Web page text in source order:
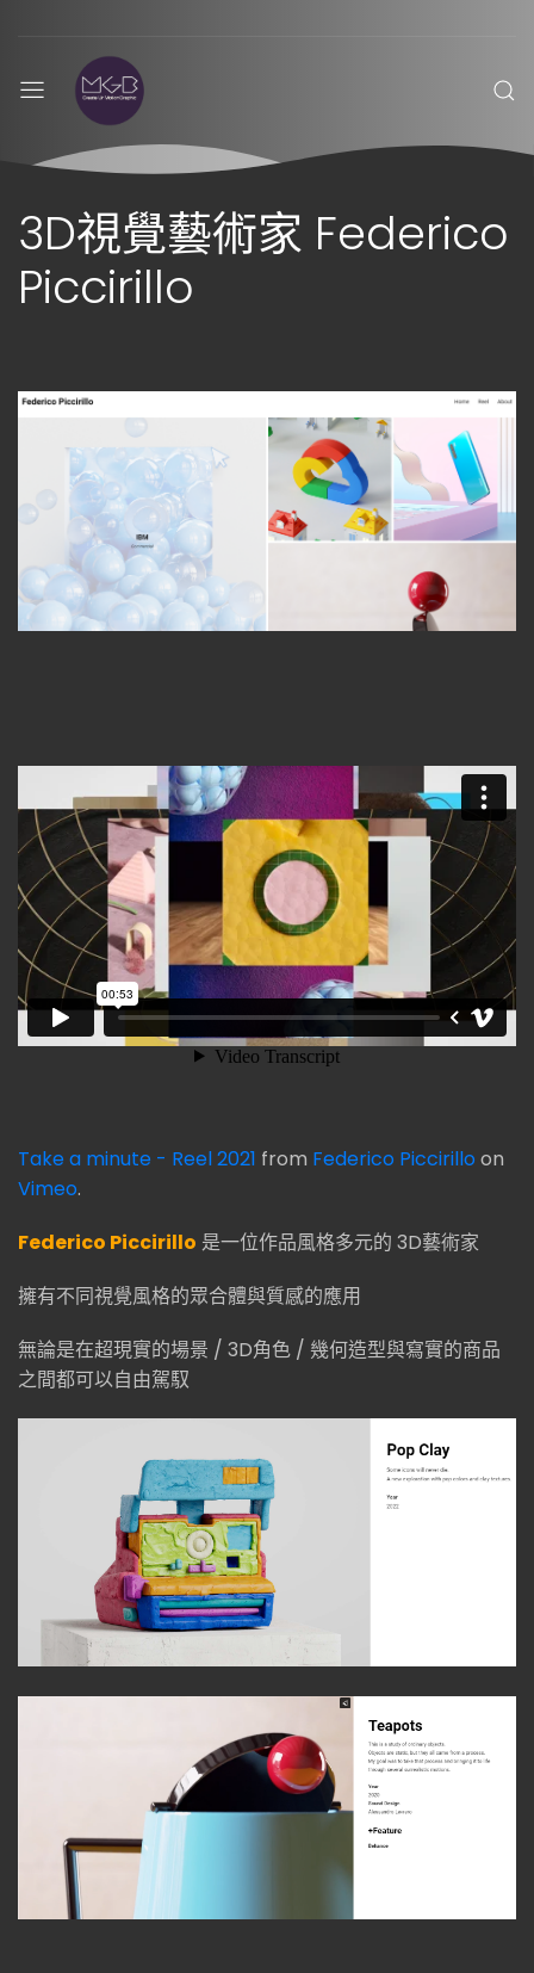
3D視覺藝術家 Federico
Piccirillo
Take a minute - Reel 2021 from Federico Piccirillo on
Vimeo.
Federico Piccirillo 是一位作品風格多元的 3D藝術家
擁有不同視覺風格的眾合體與質感的應用
無論是在超現實的場景 / 3D角色 / 幾何造型與寫實的商品
之間都可以自由駕馭